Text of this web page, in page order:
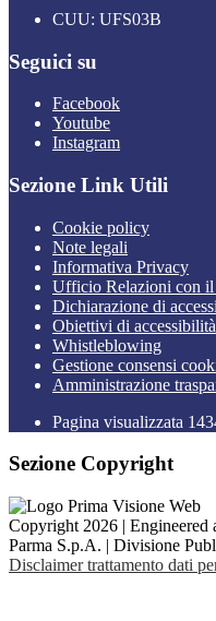
CUU: UFS03B
Seguici su
Facebook
Youtube
Instagram
Sezione Link Utili
Cookie policy
Note legali
Informativa Privacy
Ufficio Relazioni con
Dichiarazione di
Obiettivi di accessibilità
Whistleblowing
Gestione consensi
Amministrazione
Pagina visualizzata
Sezione Copyright
Copyright 2026 | Engineered
Parma S.p.A. | Divisione
Disclaimer trattamento dati